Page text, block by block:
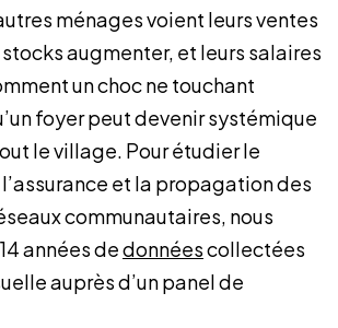
ménages voient leurs ventes
augmenter, et leurs salaires
un choc ne touchant
foyer peut devenir systémique
le village. Pour étudier le
et la propagation des
communautaires, nous
années dedonnéescollectées
auprès d’un panel de